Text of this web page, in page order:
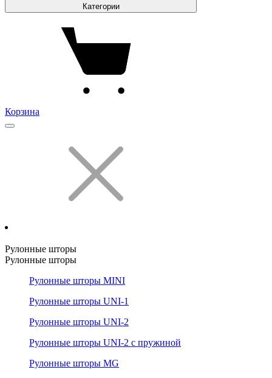
Категории
Корзина
Рулонные шторы
Рулонные шторы
Рулонные шторы MINI
Рулонные шторы UNI-1
Рулонные шторы UNI-2
Рулонные шторы UNI-2 с пружиной
Рулонные шторы MG